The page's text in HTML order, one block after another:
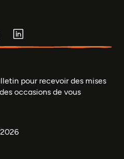
pour recevoir des mises
occasions de vous